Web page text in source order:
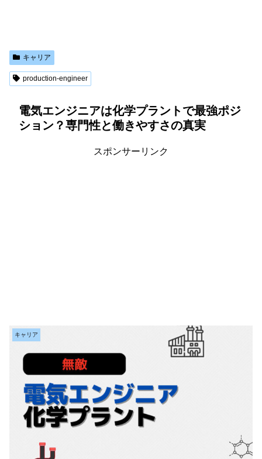
キャリア
production-engineer
電気エンジニアは化学プラントで最強ポジ
ション？専門性と働きやすさの真実
スポンサーリンク
キャリア